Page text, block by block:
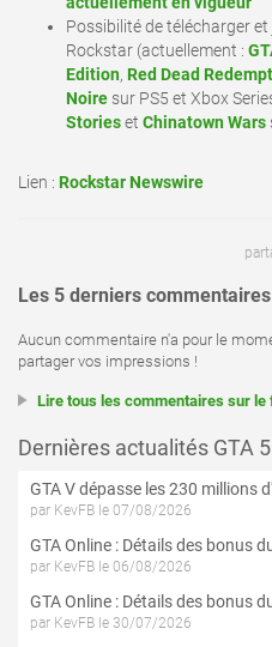
Possibilité de télécharger
Rockstar (actuellement :
Edition, Red Dead
Noire sur PS5 et Xbox
Storieset Chinatown Wars
Lien : Rockstar Newswire
Les 5 derniers commentaires
Aucun commentaire n'a pour le
partager vos impressions !
Lire tous les commentaires sur le
Dernières actualités GTA 5
GTA V dépasse les 230 millions
par KevFB le 07/08/2026
par KevFB le 06/08/2026
par KevFB le 30/07/2026